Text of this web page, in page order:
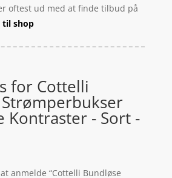
oftest ud med at finde tilbud på
til shop
for Cottelli
Kontraster - Sort -
anmelde “Cottelli Bundløse